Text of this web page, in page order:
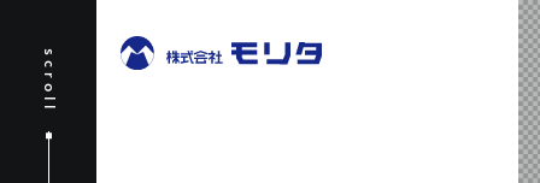
scroll